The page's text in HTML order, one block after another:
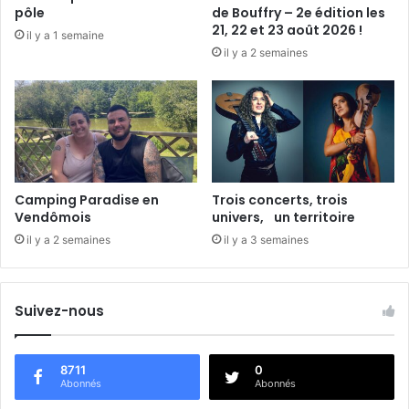
e
c
r
t
d
e
R
o
n
s
a
r
pôle
il y a 1 semaine
de Bouffry – 2e édition les
21, 22 et 23 août 2026 !
il y a 2 semaines
Camping Paradise en
Vendômois
il y a 2 semaines
Trois concerts, trois
univers, un territoire
il y a 3 semaines
Suivez-nous
8711
Abonnés
0
Abonnés